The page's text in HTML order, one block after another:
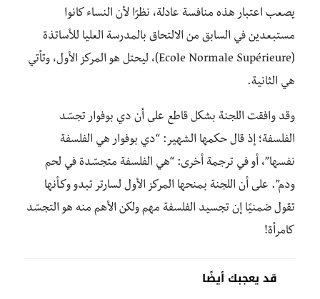
يصعب اعتبار هذه منافسة عادلة، نظرًا لأن النساء كانوا
مستبعدين في السابق من الالتحاق بالمدرسة العليا للأساتذة
(Ecole Normale Supérieure)، ليحتل هو المركز الأول، وتأتي
هي الثانية.
وقد وافقت اللجنة بشكل قاطع على أن دي بوفوار تجسّد
الفلسفة؛ إذ قال حكمها الشهير: “دي بوفوار هي الفلسفة
نفسها”، أو في ترجمة أخرى: “هي الفلسفة متجسّدة في لحم
ودم”. على أن اللجنة بمنحها المركز الأول لسارتر تبدو وكـأنها
تقول ضمنيًا إن تجسيد الفلسفة مهم ولكن الأهم منه هو التجسّد
كامرأة!
قد يعجبك أيضًا